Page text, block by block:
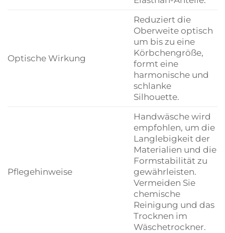
Optische Wirkung
Reduziert die
Oberweite optisch
um bis zu eine
Körbchengröße,
formt eine
harmonische und
schlanke
Silhouette.
Pflegehinweise
Handwäsche wird
empfohlen, um die
Langlebigkeit der
Materialien und die
Formstabilität zu
gewährleisten.
Vermeiden Sie
chemische
Reinigung und das
Trocknen im
Wäschetrockner.